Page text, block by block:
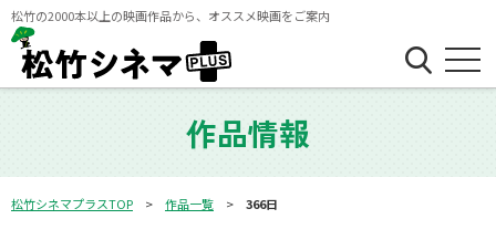
松竹の2000本以上の映画作品から、オススメ映画をご案内
作品情報
松竹シネマプラスTOP 作品一覧 366日